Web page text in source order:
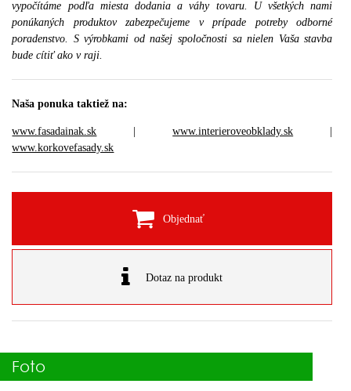
vypočítáme podľa miesta dodania a váhy tovaru. U všetkých nami
ponúkaných produktov zabezpečujeme v prípade potreby odborné
poradenstvo. S výrobkami od našej spoločnosti sa nielen Vaša stavba
bude cítiť ako v raji.
Naša ponuka taktiež na:
www.fasadainak.sk |www.interieroveobklady.sk
www.korkovefasady.sk
Objednať
Dotaz na produkt
Foto